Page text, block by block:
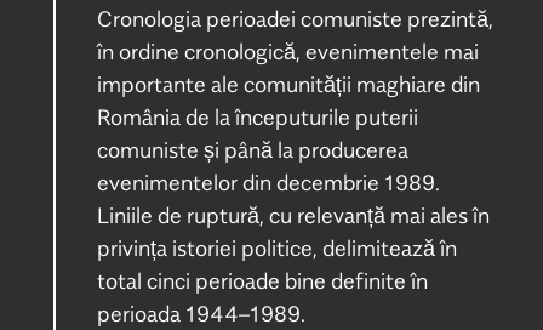
Cronologia perioadei comuniste prezintă,
în ordine cronologică, evenimentele mai
importante ale comunității maghiare din
România de la începuturile puterii
comuniste și până la producerea
evenimentelor din decembrie 1989.
Liniile de ruptură, cu relevanță mai ales în
privința istoriei politice, delimitează în
total cinci perioade bine definite în
perioada 1944–1989.